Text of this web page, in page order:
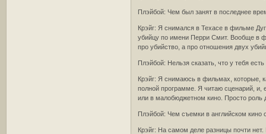
Плэйбой: Чем был занят в последнее
Крэйг: Я снимался в Техасе в фильме
убийцу по имени Перри Смит. Вообще в
про убийство, а про отношения двух
Плэйбой: Нельзя сказать, что у тебя
Крэйг: Я снимаюсь в фильмах, которые,
полной программе. Я читаю сценарий, и,
или в малобюджетном кино. Просто
Плэйбой: Чем съемки в английском кино
Крэйг: На самом деле разницы почти